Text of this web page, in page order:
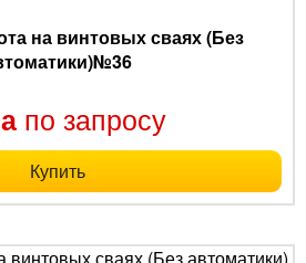
на винтовых сваях (Без
по запросу
Купить